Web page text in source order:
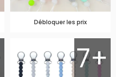
Débloquer les prix
7+